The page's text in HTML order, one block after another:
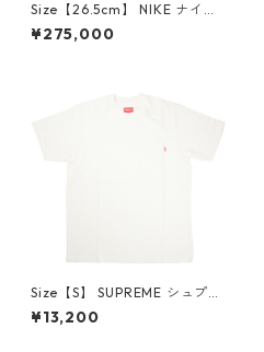
Size【26.5cm】 NIKE ナイキ
×Travis Scott AIR JORDAN 1
LOW Reverse Mocha DM786
¥275,000
Size【S】 SUPREME シュプリ
ーム S/S Pocket Tee White T
シャツ 白 【新古品・未使用
¥13,200